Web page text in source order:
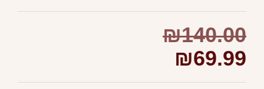
₪140.00
₪69.99